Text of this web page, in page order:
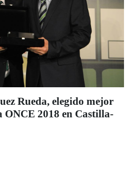
Rueda, elegido mejor
ONCE 2018 en Castilla-